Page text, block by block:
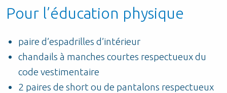
Pour l’éducation physique
paire d’espadrilles d’intérieur
chandails à manches courtes respectueux du
code vestimentaire
2 paires de short ou de pantalons respectueux